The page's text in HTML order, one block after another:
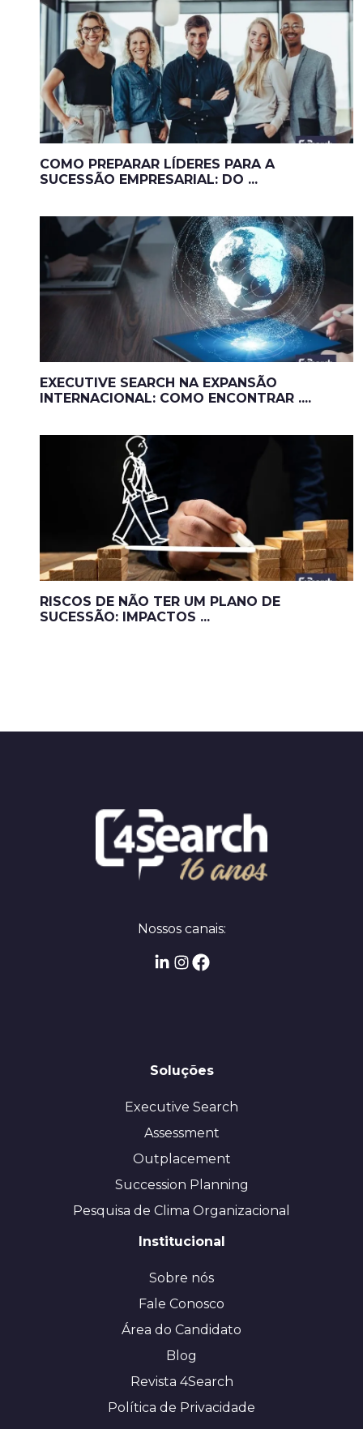
COMO PREPARAR LÍDERES PARA A
SUCESSÃO EMPRESARIAL: DO ...
EXECUTIVE SEARCH NA EXPANSÃO
INTERNACIONAL: COMO ENCONTRAR ....
RISCOS DE NÃO TER UM PLANO DE
SUCESSÃO: IMPACTOS ...
Nossos canais:
Soluções
Executive Search
Assessment
Outplacement
Succession Planning
Pesquisa de Clima Organizacional
Institucional
Sobre nós
Fale Conosco
Área do Candidato
Blog
Revista 4Search
Política de Privacidade